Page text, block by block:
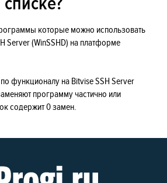
которые можно использовать
Server (WinSSHD) на платформе
функционалу на Bitvise SSH Server
программу частично или
содержит 0 замен.